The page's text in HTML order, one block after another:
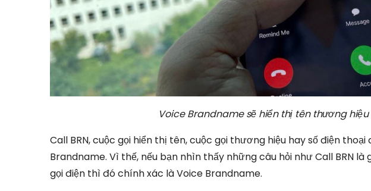
Voice Brandname sẽ hiển thị tên thương
Call BRN, cuộc gọi hiển thị tên, cuộc gọi thương hiệu hay số điện
Brandname. Vì thế, nếu bạn nhìn thấy những câu hỏi như Call BRN
gọi điện thì đó chính xác là Voice Brandname.